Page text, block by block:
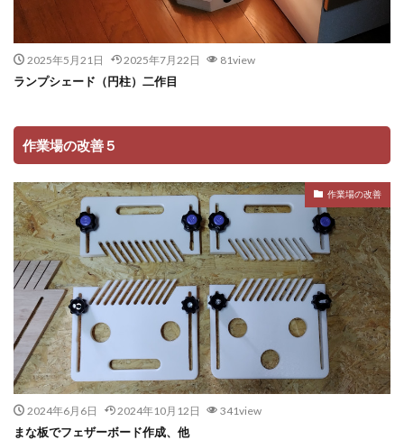
2025年5月21日 2025年7月22日 81view
ランプシェード（円柱）二作目
作業場の改善５
作業場の改善
2024年6月6日 2024年10月12日 341view
まな板でフェザーボード作成、他